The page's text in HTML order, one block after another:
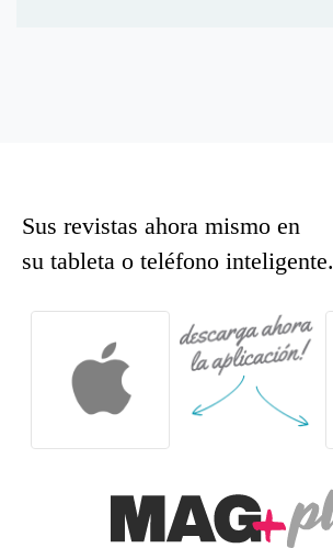
Sus revistas ahora mismo en
su tableta o teléfono inteligente.